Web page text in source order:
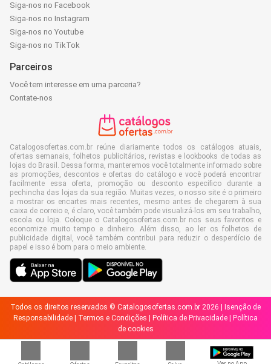
Siga-nos no Facebook
Siga-nos no Instagram
Siga-nos no Youtube
Siga-nos no TikTok
Parceiros
Você tem interesse em uma parceria?
Contate-nos
Catalogosofertas.com.br reúne diariamente todos os catálogos atuais,
ofertas semanais, folhetos publicitários, revistas e lookbooks de todas as
lojas do Brasil. Dessa forma, manteremos você totalmente informado sobre
as promoções, descontos e ofertas do catálogo e você poderá encontrar
facilmente essa oferta, promoção ou desconto específico durante a
pechincha das lojas da sua região. Muitas vezes, o nosso site é o primeiro
a mostrar os encartes mais recentes, mesmo antes de chegarem à sua
caixa de correio e, é claro, você também pode visualizá-los em seu trabalho,
escola ou loja. Coloque o Catalogosofertas.com.br nos seus favoritos e
economize muito tempo e dinheiro. Além disso, ao ler os folhetos de
publicidade digital, você também contribui para reduzir o desperdício de
papel e isso é bom para o meio ambiente.
Todos os direitos reservados © Catalogosofertas.com.br 2026 |
Isenção de
Responsabilidade
Termos e Condições Política de Privacidade
Política
de cookies